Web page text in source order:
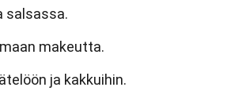
salsassa.
makeutta.
ja kakkuihin.